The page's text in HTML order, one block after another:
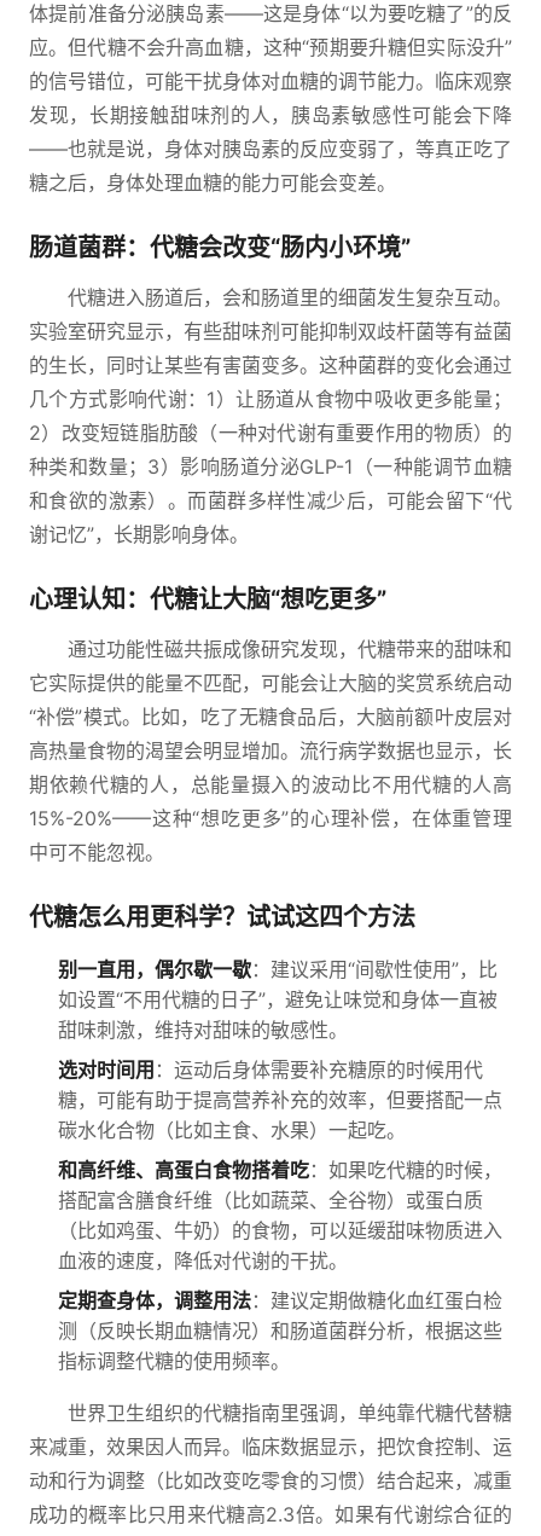
体提前准备分泌胰岛素——这是身体“以为要吃糖了”的反
应。但代糖不会升高血糖，这种“预期要升糖但实际没升”
的信号错位，可能干扰身体对血糖的调节能力。临床观察
发现，长期接触甜味剂的人，胰岛素敏感性可能会下降
——也就是说，身体对胰岛素的反应变弱了，等真正吃了
糖之后，身体处理血糖的能力可能会变差。
肠道菌群：代糖会改变“肠内小环境”
代糖进入肠道后，会和肠道里的细菌发生复杂互动。
实验室研究显示，有些甜味剂可能抑制双歧杆菌等有益菌
的生长，同时让某些有害菌变多。这种菌群的变化会通过
几个方式影响代谢：1）让肠道从食物中吸收更多能量；
2）改变短链脂肪酸（一种对代谢有重要作用的物质）的
种类和数量；3）影响肠道分泌GLP-1（一种能调节血糖
和食欲的激素）。而菌群多样性减少后，可能会留下“代
谢记忆”，长期影响身体。
心理认知：代糖让大脑“想吃更多”
通过功能性磁共振成像研究发现，代糖带来的甜味和
它实际提供的能量不匹配，可能会让大脑的奖赏系统启动
“补偿”模式。比如，吃了无糖食品后，大脑前额叶皮层对
高热量食物的渴望会明显增加。流行病学数据也显示，长
期依赖代糖的人，总能量摄入的波动比不用代糖的人高
15%-20%——这种“想吃更多”的心理补偿，在体重管理
中可不能忽视。
代糖怎么用更科学？试试这四个方法
别一直用，偶尔歇一歇：建议采用“间歇性使用”，比
如设置“不用代糖的日子”，避免让味觉和身体一直被
甜味刺激，维持对甜味的敏感性。
选对时间用 ：运动后身体需要补充糖原的时候用代
糖，可能有助于提高营养补充的效率，但要搭配一点
碳水化合物（比如主食、水果）一起吃。
和高纤维、高蛋白食物搭着吃：如果吃代糖的时候，
搭配富含膳食纤维（比如蔬菜、全谷物）或蛋白质
（比如鸡蛋、牛奶）的食物，可以延缓甜味物质进入
血液的速度，降低对代谢的干扰。
定期查身体，调整用法：建议定期做糖化血红蛋白检
测（反映长期血糖情况）和肠道菌群分析，根据这些
指标调整代糖的使用频率。
世界卫生组织的代糖指南里强调，单纯靠代糖代替糖
来减重，效果因人而异。临床数据显示，把饮食控制、运
动和行为调整（比如改变吃零食的习惯）结合起来，减重
成功的概率比只用来代糖高2.3倍。如果有代谢综合征的